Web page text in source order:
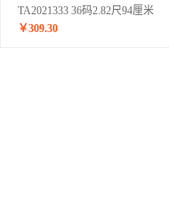
TA2021333 36码2.82尺94厘米
￥309.30